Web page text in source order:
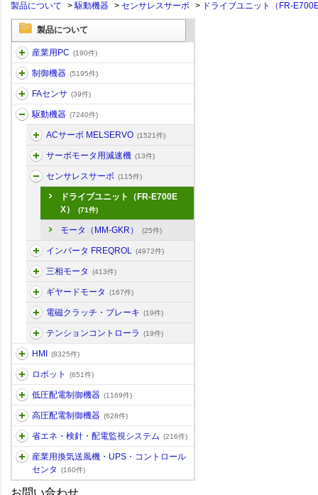
製品について >駆動機器 > センサレスサーボ > ドライブユニット（FR-
製品について
産業用PC (190件)
制御機器 (5195件)
FAセンサ (39件)
駆動機器 (7240件)
ACサーボ MELSERVO (1521件)
サーボモータ用減速機 (13件)
センサレスサーボ (115件)
ドライブユニット（FR-E700E
X）
(71件)
モータ（MM-GKR） (25件)
インバータ FREQROL (4972件)
三相モータ (413件)
ギヤードモータ (167件)
電磁クラッチ・ブレーキ (19件)
テンションコントローラ (19件)
HMI (8325件)
ロボット (651件)
低圧配電制御機器 (1169件)
高圧配電制御機器 (628件)
省エネ・検針・配電監視システム (216件)
産業用換気送風機・UPS・コントロール
センタ
(160件)
お問い合わせ